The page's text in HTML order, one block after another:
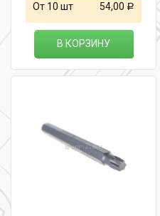
От 10 шт 54,00 Р
В КОРЗИНУ